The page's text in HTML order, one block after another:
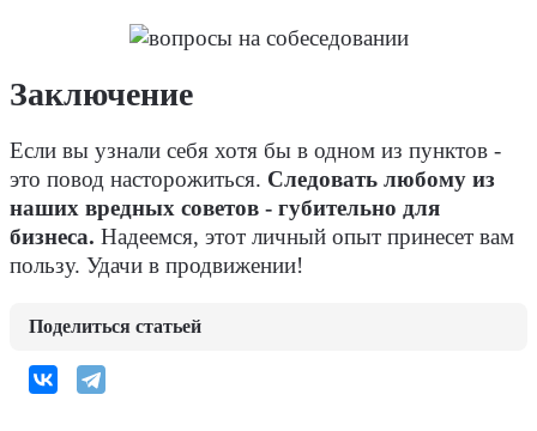
Заключение
Если вы узнали себя хотя бы в одном из пунктов -
это повод насторожиться. Следовать любому из
наших вредных советов - губительно для
бизнеса. Надеемся, этот личный опыт принесет вам
пользу. Удачи в продвижении!
Поделиться статьей